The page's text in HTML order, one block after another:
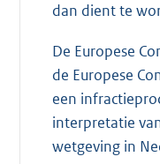
dan dient te
De Europese
de Europese
een
interpretatie
wetgeving in